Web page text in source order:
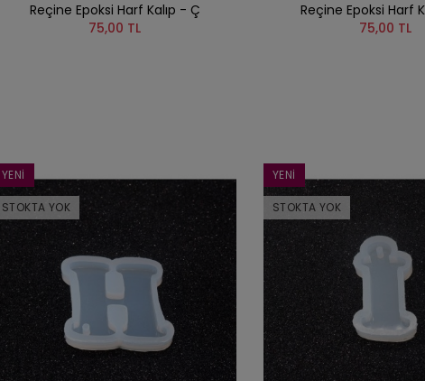
Reçine Epoksi Harf Kalıp - Ç
75,00 TL
Reçine Epoksi Harf
75,00 TL
YENI
STOKTA YOK
YENI
STOKTA YOK